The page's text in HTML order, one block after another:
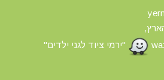
"ירמי ציוד לגני ילדים"